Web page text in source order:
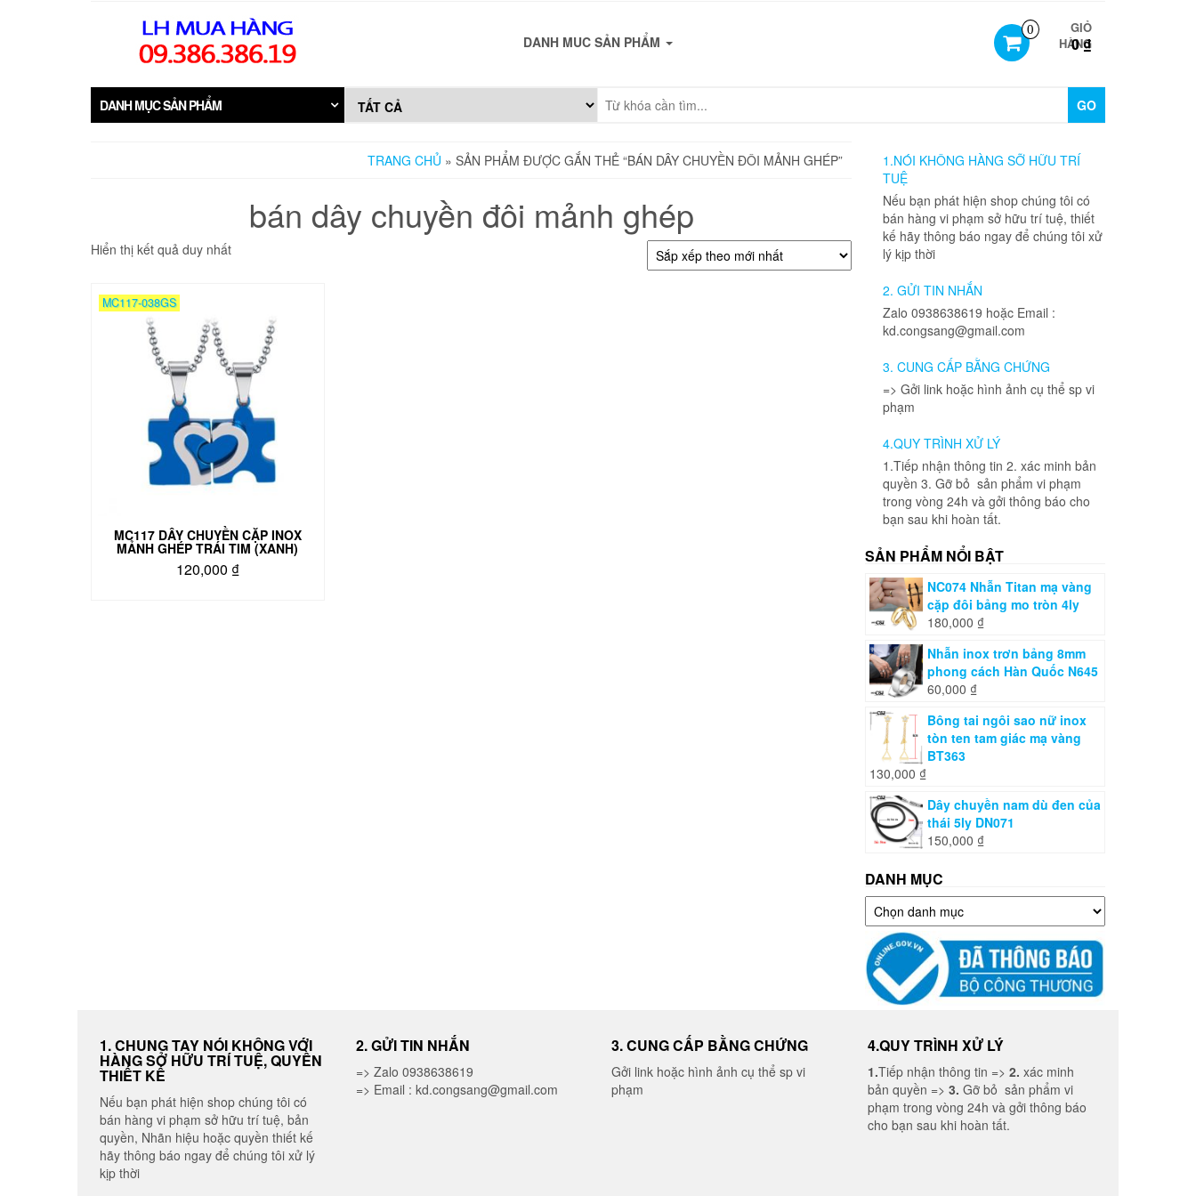
0
GIỎ
HÀNG
0 ₫
DANH MUC SẢN PHẨM
DANH MỤC SẢN PHẨM GO
TRANG CHỦ » SẢN PHẨM ĐƯỢC GẮN THẺ “BÁN DÂY CHUYỀN ĐÔI MẢNH GHÉP”
bán dây chuyền đôi mảnh ghép
Hiển thị kết quả duy nhất
MC117-038GS
MC117 DÂY CHUYỀN CẶP INOX
MẢNH GHÉP TRÁI TIM (XANH)
120,000 ₫
1.NÓI KHÔNG HÀNG SỠ HỮU TRÍ
TUỆ
Nếu bạn phát hiện shop chúng tôi có
bán hàng vi phạm sở hữu trí tuệ, thiết
kế hãy thông báo ngay để chúng tôi xử
lý kịp thời
2. GỬI TIN NHẮN
Zalo 0938638619 hoặc Email :
kd.congsang@gmail.com
3. CUNG CẤP BẰNG CHỨNG
=> Gởi link hoặc hình ảnh cụ thể sp vi
phạm
4.QUY TRÌNH XỬ LÝ
1.Tiếp nhận thông tin 2. xác minh bản
quyền 3. Gỡ bỏ sản phẩm vi phạm
trong vòng 24h và gởi thông báo cho
bạn sau khi hoàn tất.
SẢN PHẨM NỔI BẬT
NC074 Nhẫn Titan mạ vàng
cặp đôi bảng mo tròn 4ly
180,000 ₫
Nhẫn inox trơn bảng 8mm
phong cách Hàn Quốc N645
60,000 ₫
Bông tai ngôi sao nữ inox
tòn ten tam giác mạ vàng
BT363
130,000 ₫
Dây chuyền nam dù đen của
thái 5ly DN071
150,000 ₫
DANH MỤC
Danh
mục
1. CHUNG TAY NÓI KHÔNG VỚI
HÀNG SỞ HỮU TRÍ TUỆ, QUYỀN
THIẾT KẾ
Nếu bạn phát hiện shop chúng tôi có
bán hàng vi phạm sở hữu trí tuệ, bản
quyền, Nhãn hiệu hoặc quyền thiết kế
hãy thông báo ngay để chúng tôi xử lý
kịp thời
2. GỬI TIN NHẮN
=> Zalo 0938638619
=> Email : kd.congsang@gmail.com
3. CUNG CẤP BẰNG CHỨNG
Gởi link hoặc hình ảnh cụ thể sp vi
phạm
4.QUY TRÌNH XỬ LÝ
1.Tiếp nhận thông tin => 2. xác minh
bản quyền => 3. Gỡ bỏ sản phẩm vi
phạm trong vòng 24h và gởi thông báo
cho bạn sau khi hoàn tất.